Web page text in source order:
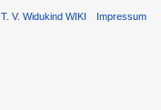
V. Widukind WIKI Impressum